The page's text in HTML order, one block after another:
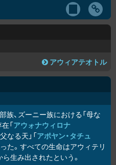
アウィアテオトル
、ズーニー族における「母な
「アウォナウィロナ
なる天」「アポヤン・タチュ
った。すべての生命はアウィテリ
生み出されたという。